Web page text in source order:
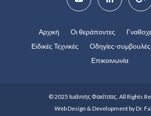
Αρχική Οι θεράποντες
Ειδικές Τεχνικές
Οδηγίες-συμβουλές
Επικοινωνία
© 2025 Ιωάννης Φακίτσας. All Rights
Web Design & Development by Dr.